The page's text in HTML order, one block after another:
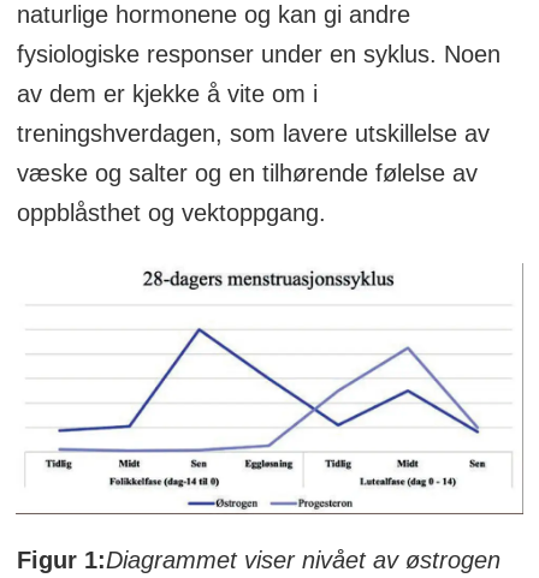
naturlige hormonene og kan gi andre
fysiologiske responser under en syklus. Noen
av dem er kjekke å vite om i
treningshverdagen, som lavere utskillelse av
væske og salter og en tilhørende følelse av
oppblåsthet og vektoppgang.
Figur 1:Diagrammet viser nivået av østrogen